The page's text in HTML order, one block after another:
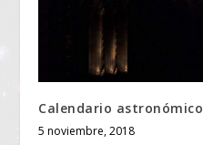
Calendario
5 noviembre, 2018